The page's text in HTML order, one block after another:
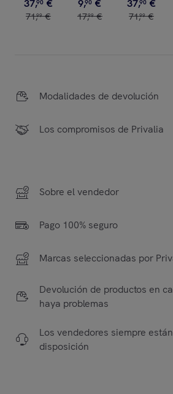
37,90 €
71,99 €
9,90 €
17,99 €
37,90 €
71,99 €
Modalidades de devolución
Los compromisos de Privalia
Sobre el vendedor
Pago 100% seguro
Marcas seleccionadas por
Devolución de productos en
haya problemas
Los vendedores siempre
disposición